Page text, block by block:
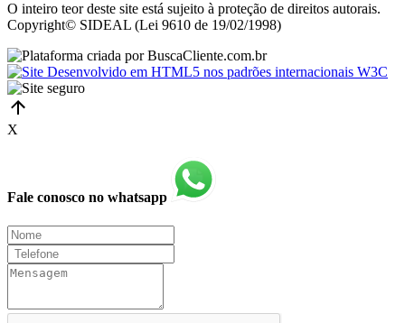
O inteiro teor deste site está sujeito à proteção de direitos autorais.
Copyright© SIDEAL (Lei 9610 de 19/02/1998)
X
Fale conosco no whatsapp